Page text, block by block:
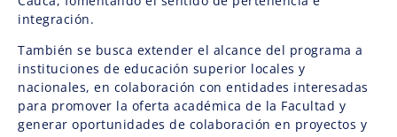
integración.
También se busca extender el alcance del programa a
instituciones de educación superior locales y
nacionales, en colaboración con entidades interesadas
para promover la oferta académica de la Facultad y
generar oportunidades de colaboración en proyectos y